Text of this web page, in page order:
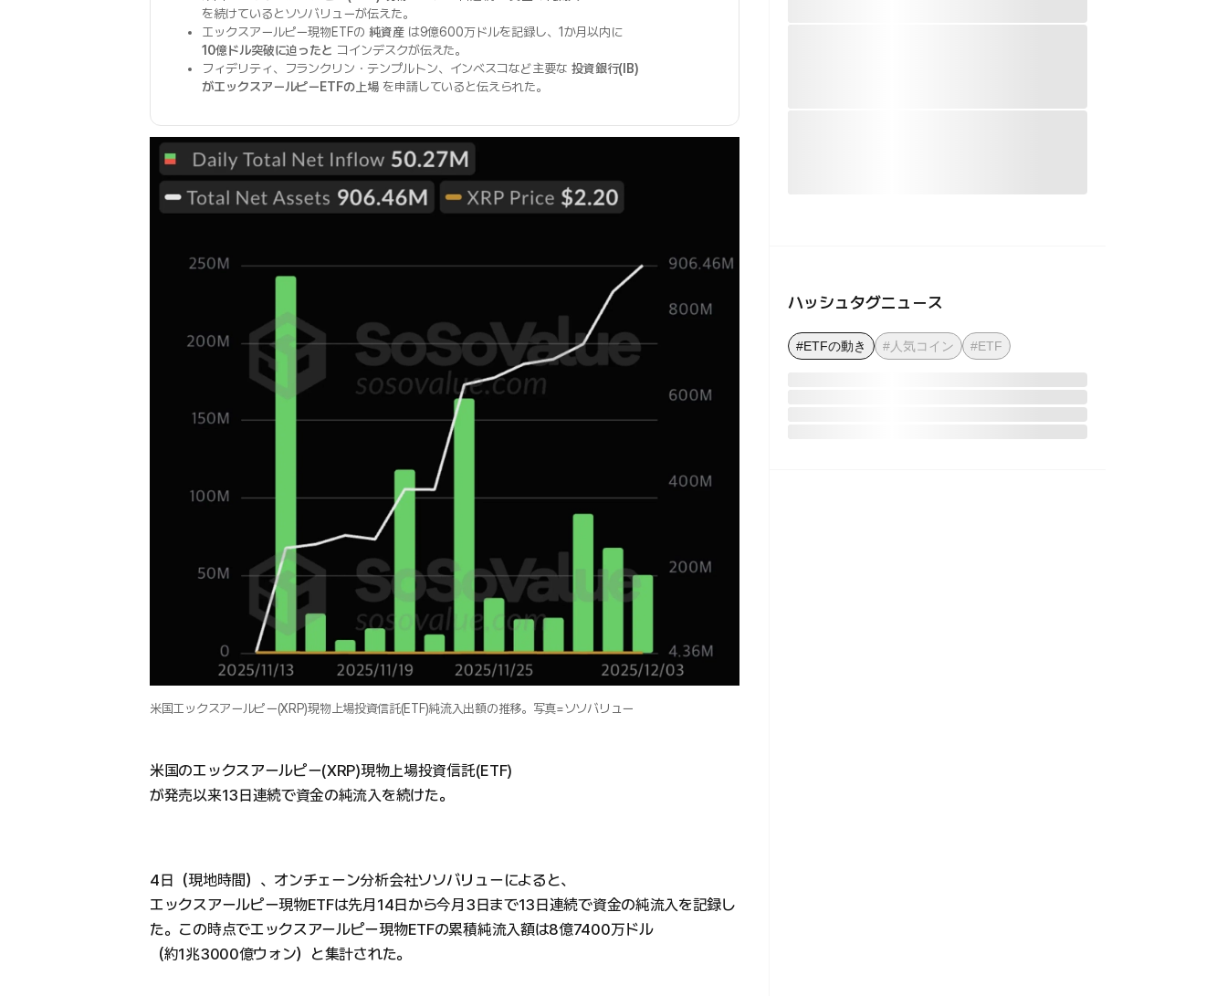
を続けているとソソバリューが伝えた。
エックスアールピー現物ETFの 純資産は9億600万ドルを記録し、1か月以内に
10億ドル突破に迫ったと コインデスクが伝えた。
フィデリティ、フランクリン・テンプルトン、インベスコなど主要な 投資銀行(IB)
がエックスアールピーETFの上場を申請していると伝えられた。
米国エックスアールピー(XRP)現物上場投資信託(ETF)純流入出額の推移。写真=ソソバリュー
米国のエックスアールピー(XRP)現物上場投資信託(ETF)
が発売以来13日連続で資金の純流入を続けた。
4日（現地時間）、オンチェーン分析会社ソソバリューによると、
エックスアールピー現物ETFは先月14日から今月3日まで13日連続で資金の純流入を記録し
た。この時点でエックスアールピー現物ETFの累積純流入額は8億7400万ドル
（約1兆3000億ウォン）と集計された。
ハッシュタグニュース
#ETFの動き #人気コイン #ETF